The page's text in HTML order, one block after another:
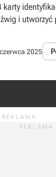
karty
i utworzyć
2025